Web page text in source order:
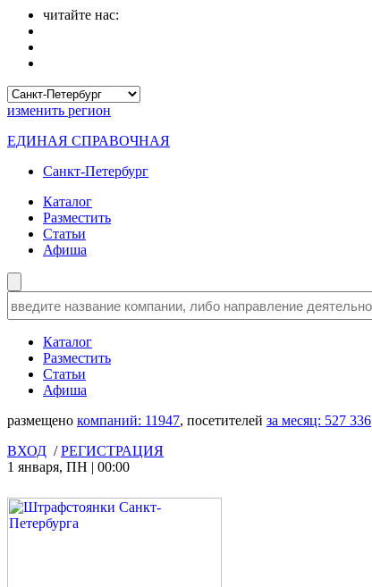
читайте нас:
изменить регион
ЕДИНАЯ СПРАВОЧНАЯ
Санкт-Петербург
Каталог
Разместить
Статьи
Афиша
Каталог
Разместить
Статьи
Афиша
размещено компаний: 11947, посетителей за месяц: 527 336
ВХОД /РЕГИСТРАЦИЯ
1 января, ПН | 00:00